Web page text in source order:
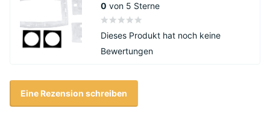
0 von 5 Sterne
Dieses Produkt hat noch keine
Bewertungen
Eine Rezension schreiben